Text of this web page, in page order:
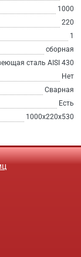
1000
220
1
сборная
сталь AISI 430
Нет
Сварная
Есть
1000х220х530